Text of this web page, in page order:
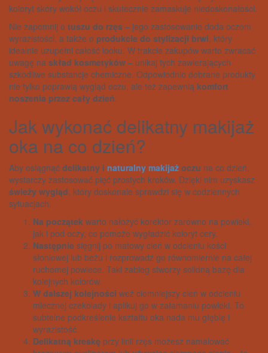
koloryt skóry wokół oczu i skutecznie zamaskuje niedoskonałości.
Nie zapomnij o tuszu do rzęs – jego zastosowanie doda oczom
wyrazistości, a także o produkcie do stylizacji brwi, który
idealnie uzupełni całość looku. W trakcie zakupów warto zwracać
uwagę na skład kosmetyków – unikaj tych zawierających
szkodliwe substancje chemiczne. Odpowiednio dobrane produkty
nie tylko poprawią wygląd oczu, ale też zapewnią komfort
noszenia przez cały dzień.
Jak wykonać delikatny makijaż
oka na co dzień?
Aby osiągnąć delikatny i naturalny makijaż oczu na co dzień,
wystarczy zastosować pięć prostych kroków. Dzięki nim uzyskasz
świeży wygląd, który doskonale sprawdzi się w codziennych
sytuacjach.
Na początek warto nałożyć korektor zarówno na powieki,
jak i pod oczy, co pomoże wygładzić koloryt cery.
Następnie sięgnij po matowy cień w odcieniu kości
słoniowej lub beżu i rozprowadź go równomiernie na całej
ruchomej powiece. Taki zabieg stworzy solidną bazę dla
kolejnych kolorów.
W dalszej kolejności weź ciemniejszy cień w odcieniu
mlecznej czekolady i aplikuj go w załamaniu powieki. To
subtelne podkreślenie kształtu oka nada mu głębię i
wyrazistość.
Delikatną kreskę przy linii rzęs możesz namalować